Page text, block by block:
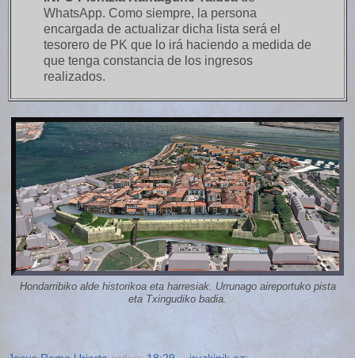
WhatsApp. Como siempre, la persona
encargada de actualizar dicha lista será el
tesorero de PK que lo irá haciendo a medida de
que tenga constancia de los ingresos
realizados.
Hondarribiko alde historikoa eta harresiak. Urrunago aireportuko pista
eta Txingudiko badia.